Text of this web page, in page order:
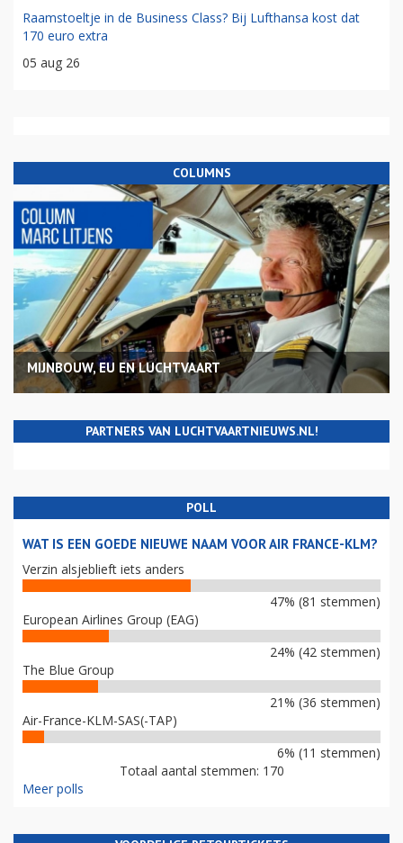
Raamstoeltje in de Business Class? Bij Lufthansa kost dat
170 euro extra
05 aug 26
COLUMNS
MIJNBOUW, EU EN LUCHTVAART
PARTNERS VAN LUCHTVAARTNIEUWS.NL!
POLL
WAT IS EEN GOEDE NIEUWE NAAM VOOR AIR FRANCE-KLM?
Verzin alsjeblieft iets anders
47% (81 stemmen)
European Airlines Group (EAG)
24% (42 stemmen)
The Blue Group
21% (36 stemmen)
Air-France-KLM-SAS(-TAP)
6% (11 stemmen)
Totaal aantal stemmen: 170
Meer polls